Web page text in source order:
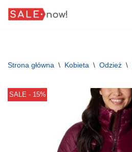
Strona główna \ Kobieta \ Odzież \
SALE - 15%